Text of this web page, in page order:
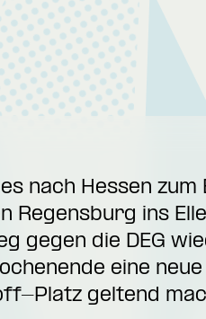
nach Hessen
Regensburg ins
gegen die DEG
eine
Platz geltend